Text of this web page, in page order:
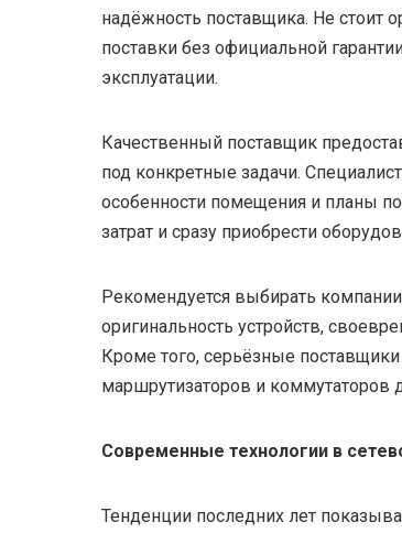
надёжность поставщика. Не стоит
поставки без официальной
эксплуатации.
Качественный поставщик
под конкретные задачи.
особенности помещения и планы
затрат и сразу приобрести
Рекомендуется выбирать
оригинальность устройств,
Кроме того, серьёзные
маршрутизаторов и коммутаторов
Современные технологии в
Тенденции последних лет